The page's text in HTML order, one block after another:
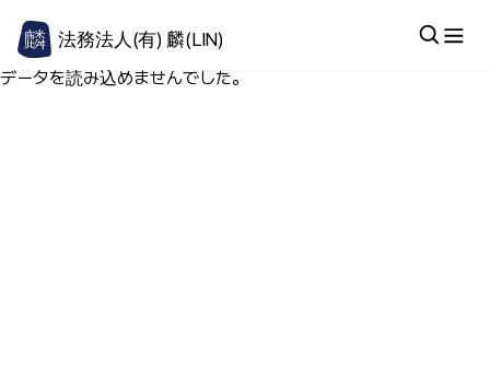
法務法人(有) 麟(LIN)
データを読み込めませんでした。